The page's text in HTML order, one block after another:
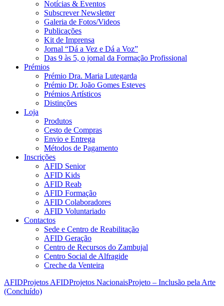
Notícias & Eventos
Subscrever Newsletter
Galeria de Fotos/Videos
Publicações
Kit de Imprensa
Jornal “Dá a Vez e Dá a Voz”
Das 9 às 5, o jornal da Formação Profissional
Prémios
Prémio Dra. Maria Lutegarda
Prémio Dr. João Gomes Esteves
Prémios Artísticos
Distinções
Loja
Produtos
Cesto de Compras
Envio e Entrega
Métodos de Pagamento
Inscrições
AFID Senior
AFID Kids
AFID Reab
AFID Formação
AFID Colaboradores
AFID Voluntariado
Contactos
Sede e Centro de Reabilitação
AFID Geração
Centro de Recursos do Zambujal
Centro Social de Alfragide
Creche da Venteira
AFIDProjetos AFIDProjetos NacionaisProjeto – Inclusão pela Arte
(Concluído)